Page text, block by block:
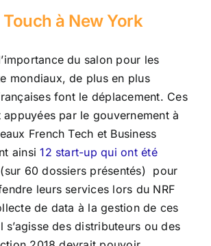
à New York
du salon pour les
mondiaux, de plus en plus
font le déplacement. Ces
par le gouvernement à
French Tech et Business
ainsi12 start-up qui ont été
(sur 60 dossiers présentés) pour
leurs services lors du NRF
de data à la gestion de ces
s’agisse des distributeurs ou des